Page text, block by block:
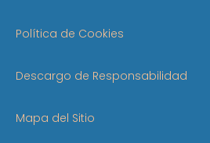
Política de Cookies
Descargo de Responsabilidad
Mapa del Sitio